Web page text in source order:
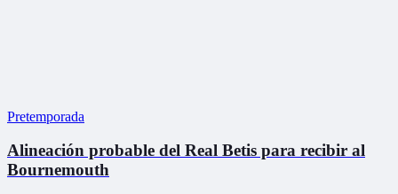
Pretemporada
Alineación probable del Real Betis para recibir al
Bournemouth